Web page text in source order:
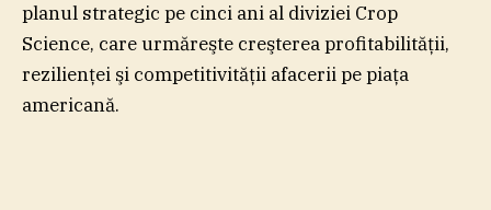
planul strategic pe cinci ani al diviziei Crop
Science, care urmăreşte creşterea profitabilităţii,
rezilienţei şi competitivităţii afacerii pe piaţa
americană.